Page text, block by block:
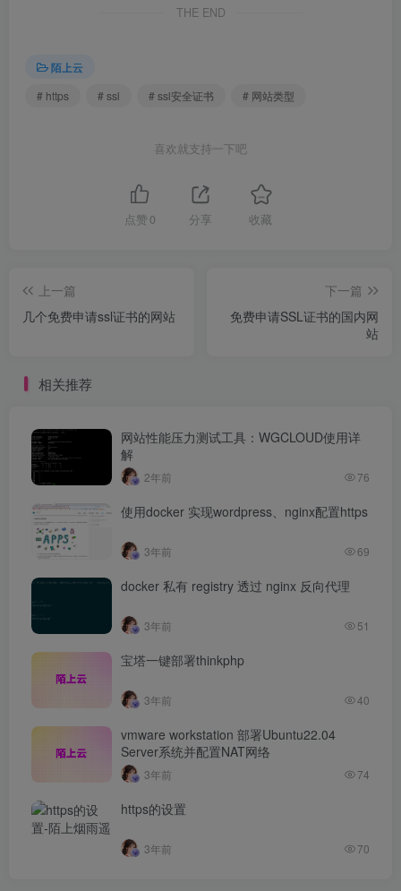
THE END
陌上云
# https
# ssl # ssl安全证书 # 网站类型
喜欢就支持一下吧
点赞 0 分享 收藏
上一篇
几个免费申请ssl证书的网站
下一篇
免费申请SSL证书的国内网
站
相关推荐
网站性能压力测试工具：WGCLOUD使用详
解
2年前 76
使用docker 实现wordpress、nginx配置https
3年前 69
docker 私有 registry 透过 nginx 反向代理
3年前 51
宝塔一键部署thinkphp
3年前 40
vmware workstation 部署Ubuntu22.04
Server系统并配置NAT网络
3年前 74
https的设置
3年前 70